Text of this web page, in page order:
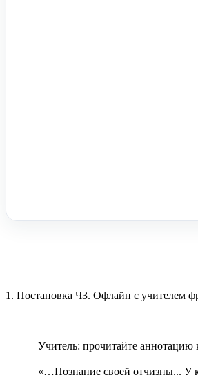
1. Постановка ЧЗ. Офлайн с учителем
Учитель: прочитайте аннотацию
«…Познание своей отчизны... У